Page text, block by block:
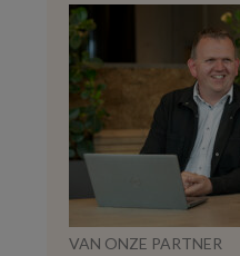
VAN ONZE PARTNER